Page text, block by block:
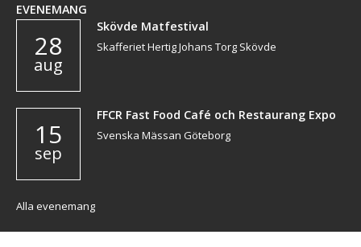
EVENEMANG
28
aug
Skövde Matfestival
Skafferiet Hertig Johans Torg Skövde
15
sep
FFCR Fast Food Café och Restaurang Expo
Svenska Mässan Göteborg
Alla evenemang